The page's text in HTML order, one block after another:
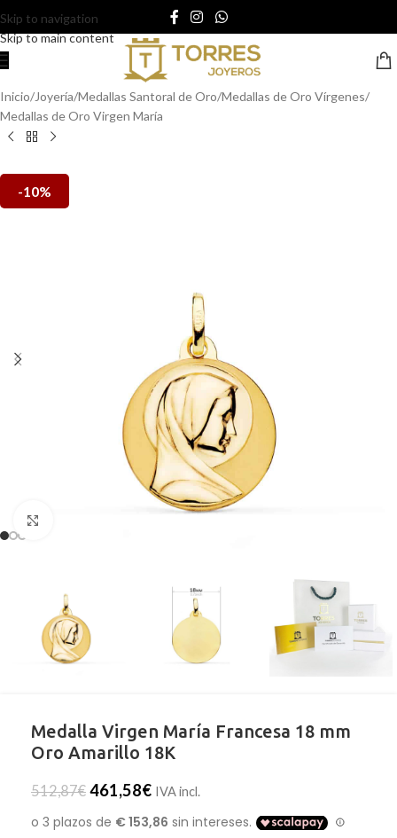
Skip to navigation
Skip to main content
Inicio/Joyería/Medallas Santoral de Oro/Medallas de Oro Vírgenes/
Medallas de Oro Virgen María
-10%
Medalla Virgen María Francesa 18 mm
Oro Amarillo 18K
512,87€ 461,58€ IVA incl.